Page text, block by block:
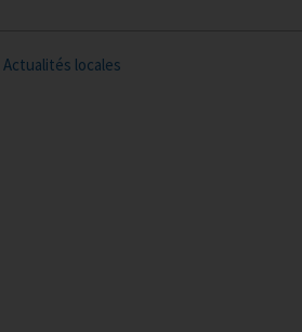
Actualités locales